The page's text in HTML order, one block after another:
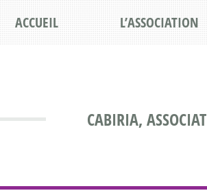
CABIRIA,
ACCUEIL L’ASSOCIATION